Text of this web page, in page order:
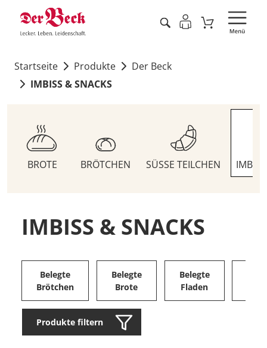
Startseite Produkte
Der Beck
IMBISS & SNACKS
BROTE BRÖTCHEN SÜSSE TEILCHEN
IMBISS & SNACKS
Belegte
Brötchen
Belegte
Brote
Belegte
Fladen
Produkte filtern